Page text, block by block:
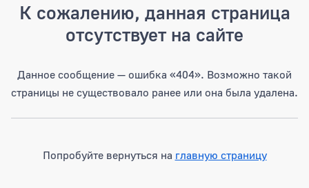
К сожалению, данная страница
отсутствует на сайте
Данное сообщение — ошибка «404». Возможно такой
страницы не существовало ранее или она была удалена.
Попробуйте вернуться на главную страницу